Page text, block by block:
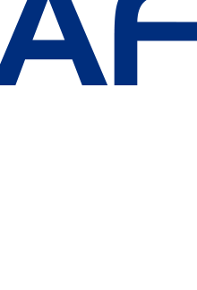
センター 大阪（JP112）
ンター 京都（JP112）